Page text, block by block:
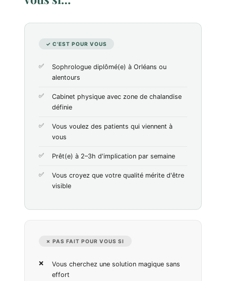
✓ C'EST POUR VOUS
Sophrologue diplômé(e) à Orléans ou
alentours
Cabinet physique avec zone de chalandise
définie
Vous voulez des patients qui viennent à
vous
Prêt(e) à 2–3h d'implication par semaine
Vous croyez que votre qualité mérite d'être
visible
✗ PAS FAIT POUR VOUS SI
Vous cherchez une solution magique sans
effort